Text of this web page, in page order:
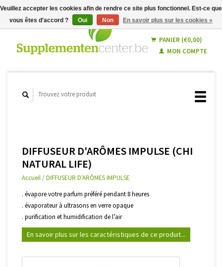
Français
PANIER (€0,00)
MON COMPTE
DIFFUSEUR D'ARÔMES IMPULSE (CHI
NATURAL LIFE)
Accueil /DIFFUSEUR D'ARÔMES IMPULSE
. évapore votre parfum préféré pendant 8 heures
. évaporateur à ultrasons en verre opaque
. purification et humidification de l’air
En savoir plus sur les caractéristiques de ce produit...
Veuillez accepter les cookies afin de rendre ce site plus fonctionnel. Est-ce que
vous êtes d'accord ?
Oui Non En savoir plus sur les cookies »